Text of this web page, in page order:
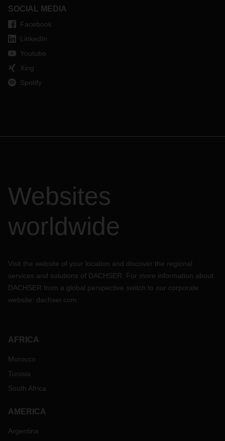
SOCIAL MEDIA
Facebook
LinkedIn
Youtube
Xing
Spotify
Websites
worldwide
Visit the website of your location and discover the regional
services and solutions of DACHSER. For more information about
DACHSER from a global perspective switch to our corporate
website: dachser.com
AFRICA
Morocco
Tunisia
South Africa
AMERICA
Argentina